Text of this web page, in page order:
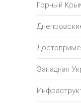
Горный
Западная